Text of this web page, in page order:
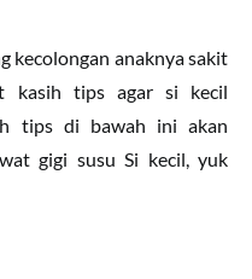
kecolongan anaknya sakit
kasih tips agar si kecil
tips di bawah ini akan
gigi susu Si kecil, yuk